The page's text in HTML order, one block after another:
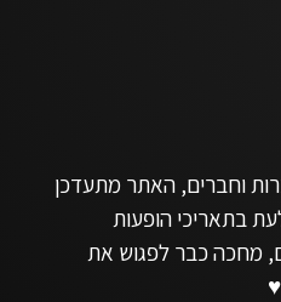
וחברים, האתר מתעדכן
בתאריכי הופעות
מחכה כבר לפגוש את